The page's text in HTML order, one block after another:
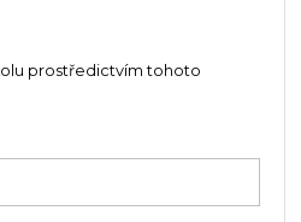
prostředictvím tohoto